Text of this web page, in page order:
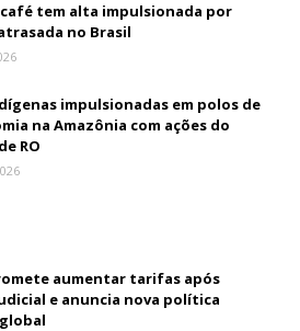
café tem alta impulsionada por
no Brasil
impulsionadas em polos de
na Amazônia com ações do
RO
aumentar tarifas após
e anuncia nova política